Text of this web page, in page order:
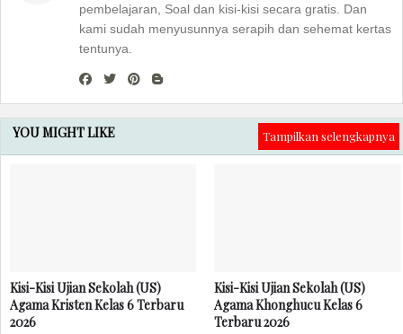
pembelajaran, Soal dan kisi-kisi secara gratis. Dan
kami sudah menyusunnya serapih dan sehemat kertas
tentunya.
YOU MIGHT LIKE Tampilkan selengkapnya
Kisi-Kisi Ujian Sekolah (US)
Agama Kristen Kelas 6 Terbaru
2026
Kisi-Kisi Ujian Sekolah (US)
Agama Khonghucu Kelas 6
Terbaru 2026